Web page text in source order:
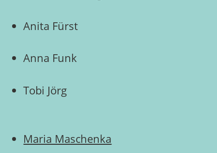
Anita Fürst
Anna Funk
Tobi Jörg
Maria Maschenka